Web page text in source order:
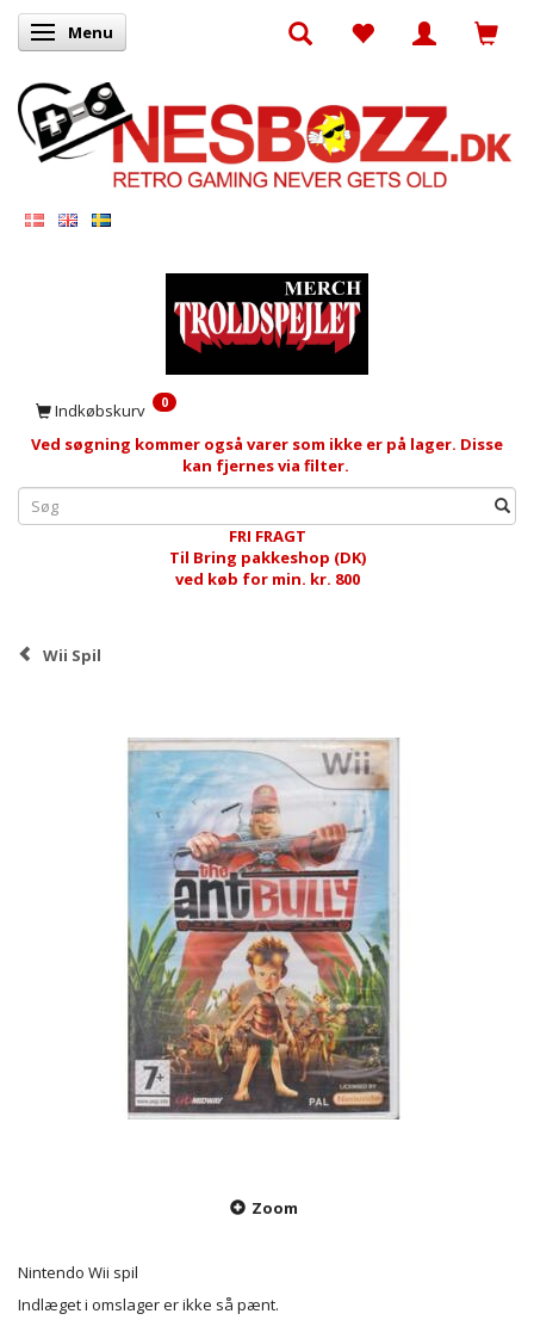
Skifte navigation
Menu
Indkøbskurv 0
Ved søgning kommer også varer som ikke er på lager. Disse
kan fjernes via filter.
FRI FRAGT
Til Bring pakkeshop (DK)
ved køb for min. kr. 800
Wii Spil
Zoom
Nintendo Wii spil
Indlæget i omslager er ikke så pænt.